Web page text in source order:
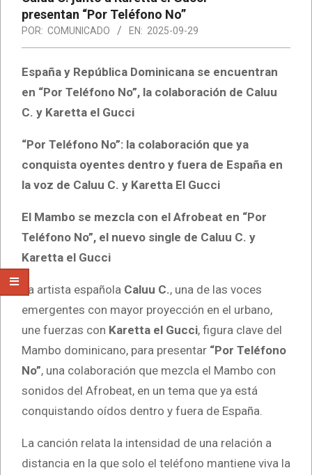
presentan “Por Teléfono No”
POR: COMUNICADO EN: 2025-09-29
España y República Dominicana se encuentran
en “Por Teléfono No”, la colaboración de Caluu
C. y Karetta el Gucci
“Por Teléfono No”: la colaboración que ya
conquista oyentes dentro y fuera de España en
la voz de Caluu C. y Karetta El Gucci
El Mambo se mezcla con el Afrobeat en “Por
Teléfono No”, el nuevo single de Caluu C. y
Karetta el Gucci
La artista española Caluu C., una de las voces
emergentes con mayor proyección en el urbano,
une fuerzas con Karetta el Gucci, figura clave del
Mambo dominicano, para presentar “Por Teléfono
No”, una colaboración que mezcla el Mambo con
sonidos del Afrobeat, en un tema que ya está
conquistando oídos dentro y fuera de España.
La canción relata la intensidad de una relación a
distancia en la que solo el teléfono mantiene viva la